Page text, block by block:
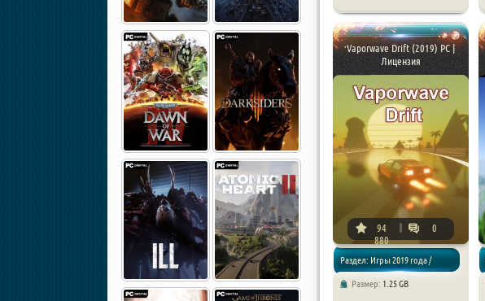
Vaporwave Drift (2019) PC |
Лицензия
94
880
0
Раздел: Игры 2019 года /
Размер: 1.25 GB